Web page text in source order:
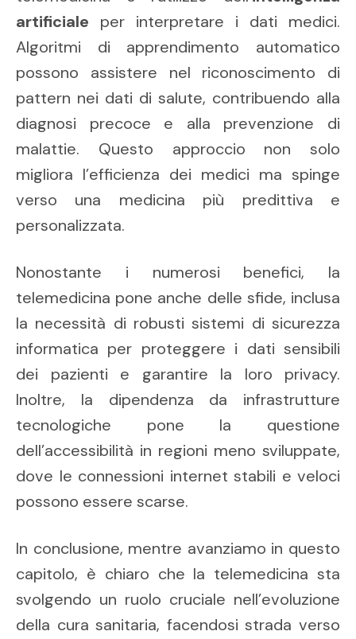
artificiale per interpretare i dati medici.
Algoritmi di apprendimento automatico
possono assistere nel riconoscimento di
pattern nei dati di salute, contribuendo alla
diagnosi precoce e alla prevenzione di
malattie. Questo approccio non solo
migliora l’efficienza dei medici ma spinge
verso una medicina più predittiva e
personalizzata.
Nonostante i numerosi benefici, la
telemedicina pone anche delle sfide, inclusa
la necessità di robusti sistemi di sicurezza
informatica per proteggere i dati sensibili
dei pazienti e garantire la loro privacy.
Inoltre, la dipendenza da infrastrutture
tecnologiche pone la questione
dell’accessibilità in regioni meno sviluppate,
dove le connessioni internet stabili e veloci
possono essere scarse.
In conclusione, mentre avanziamo in questo
capitolo, è chiaro che la telemedicina sta
svolgendo un ruolo cruciale nell’evoluzione
della cura sanitaria, facendosi strada verso